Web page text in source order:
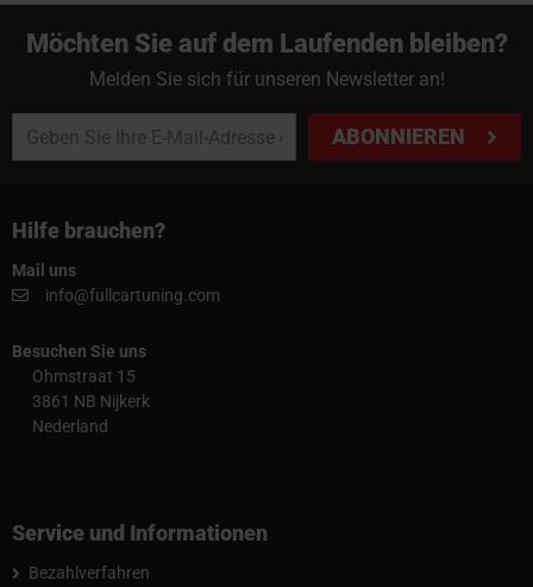
Möchten Sie auf dem Laufenden bleiben?
Melden Sie sich für unseren Newsletter an!
ABONNIEREN
Hilfe brauchen?
Mail uns
info@fullcartuning.com
Besuchen Sie uns
Ohmstraat 15
3861 NB Nijkerk
Nederland
Service und Informationen
Bezahlverfahren